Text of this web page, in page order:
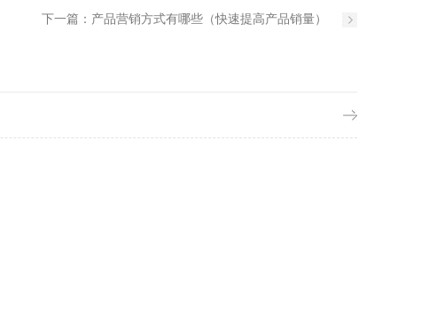
下一篇： 产品营销方式有哪些（快速提高产品销量）